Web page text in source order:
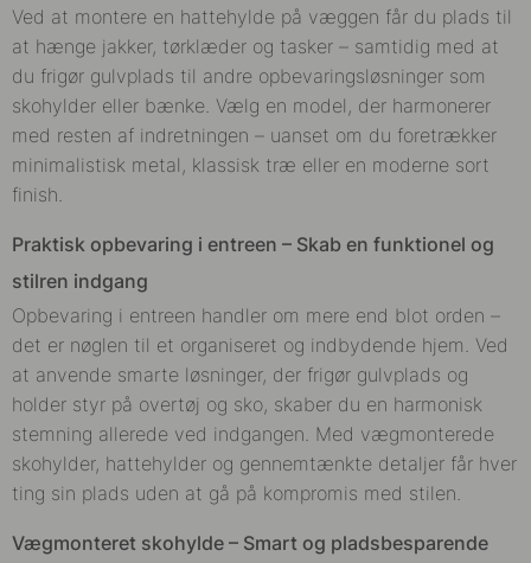
Ved at montere en hattehylde på væggen får du plads til
at hænge jakker, tørklæder og tasker – samtidig med at
du frigør gulvplads til andre opbevaringsløsninger som
skohylder eller bænke. Vælg en model, der harmonerer
med resten af indretningen – uanset om du foretrækker
minimalistisk metal, klassisk træ eller en moderne sort
finish.
Praktisk opbevaring i entreen – Skab en funktionel og
stilren indgang
Opbevaring i entreen handler om mere end blot orden –
det er nøglen til et organiseret og indbydende hjem. Ved
at anvende smarte løsninger, der frigør gulvplads og
holder styr på overtøj og sko, skaber du en harmonisk
stemning allerede ved indgangen. Med vægmonterede
skohylder, hattehylder og gennemtænkte detaljer får hver
ting sin plads uden at gå på kompromis med stilen.
Vægmonteret skohylde – Smart og pladsbesparende